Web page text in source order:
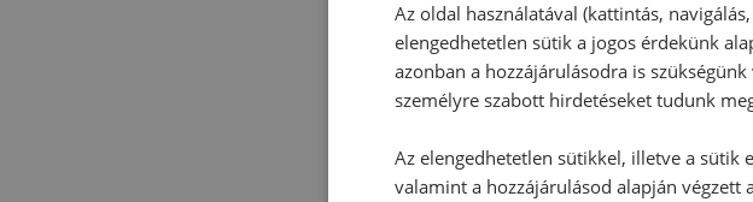
Az oldal használatával (kattintás,
elengedhetetlen sütik a jogos érdekünk
azonban a hozzájárulásodra is
személyre szabott hirdetéseket tudunk
Az elengedhetetlen sütikkel, illetve a
valamint a hozzájárulásod alapján végzett